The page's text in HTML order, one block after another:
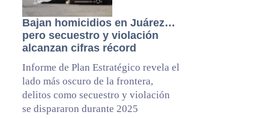
Bajan homicidios en Juárez…
pero secuestro y violación
alcanzan cifras récord
Informe de Plan Estratégico revela el
lado más oscuro de la frontera,
delitos como secuestro y violación
se dispararon durante 2025